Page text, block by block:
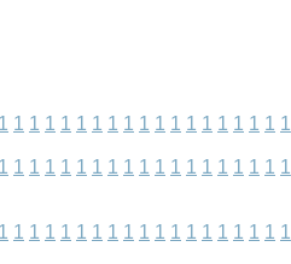
1 1 1 1 1 1 1 1 1 1 1 1 1 1 1 1 1 1 1
1 1 1 1 1 1 1 1 1 1 1 1 1 1 1 1 1 1 1
1 1 1 1 1 1 1 1 1 1 1 1 1 1 1 1 1 1 1